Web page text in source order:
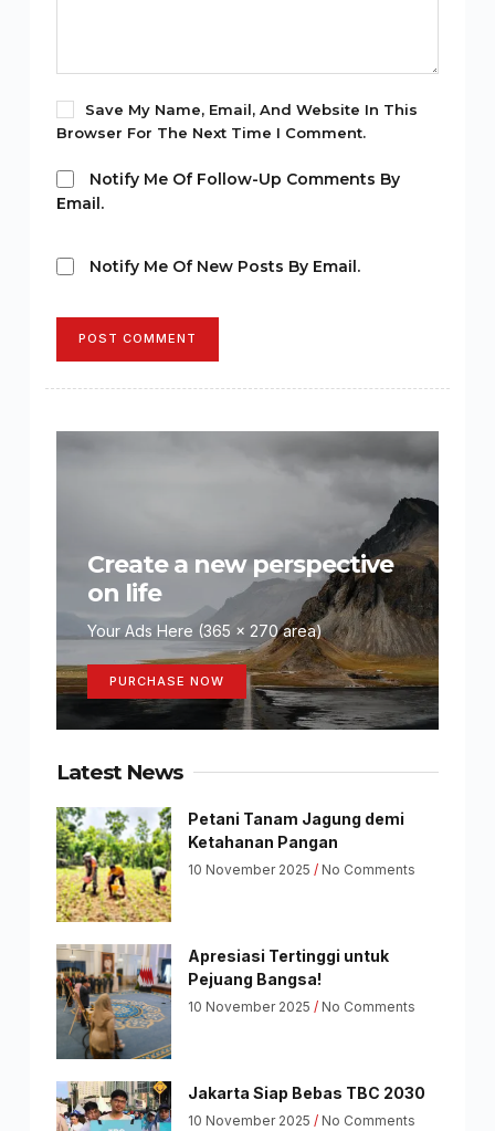
Save My Name, Email, And Website In This
Browser For The Next Time I Comment.
Notify Me Of Follow-Up Comments By
Email.
Notify Me Of New Posts By Email.
POST COMMENT
Create a new perspective
on life
Your Ads Here (365 x 270 area)
PURCHASE NOW
Latest News
Petani Tanam Jagung demi
Ketahanan Pangan
10 November 2025 No Comments
Apresiasi Tertinggi untuk
Pejuang Bangsa!
10 November 2025 No Comments
Jakarta Siap Bebas TBC 2030
10 November 2025 No Comments